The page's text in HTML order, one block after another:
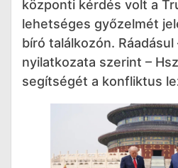
központi kérdés volt a
lehetséges győzelmét
bíró találkozón.
nyilatkozata szerint –
segítségét a konfliktus